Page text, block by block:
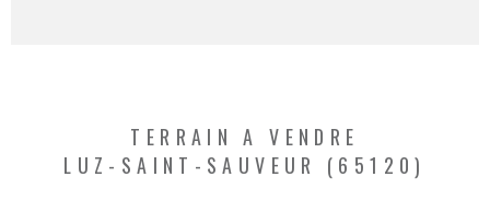
TERRAIN A VENDRE
LUZ-SAINT-SAUVEUR (65120)